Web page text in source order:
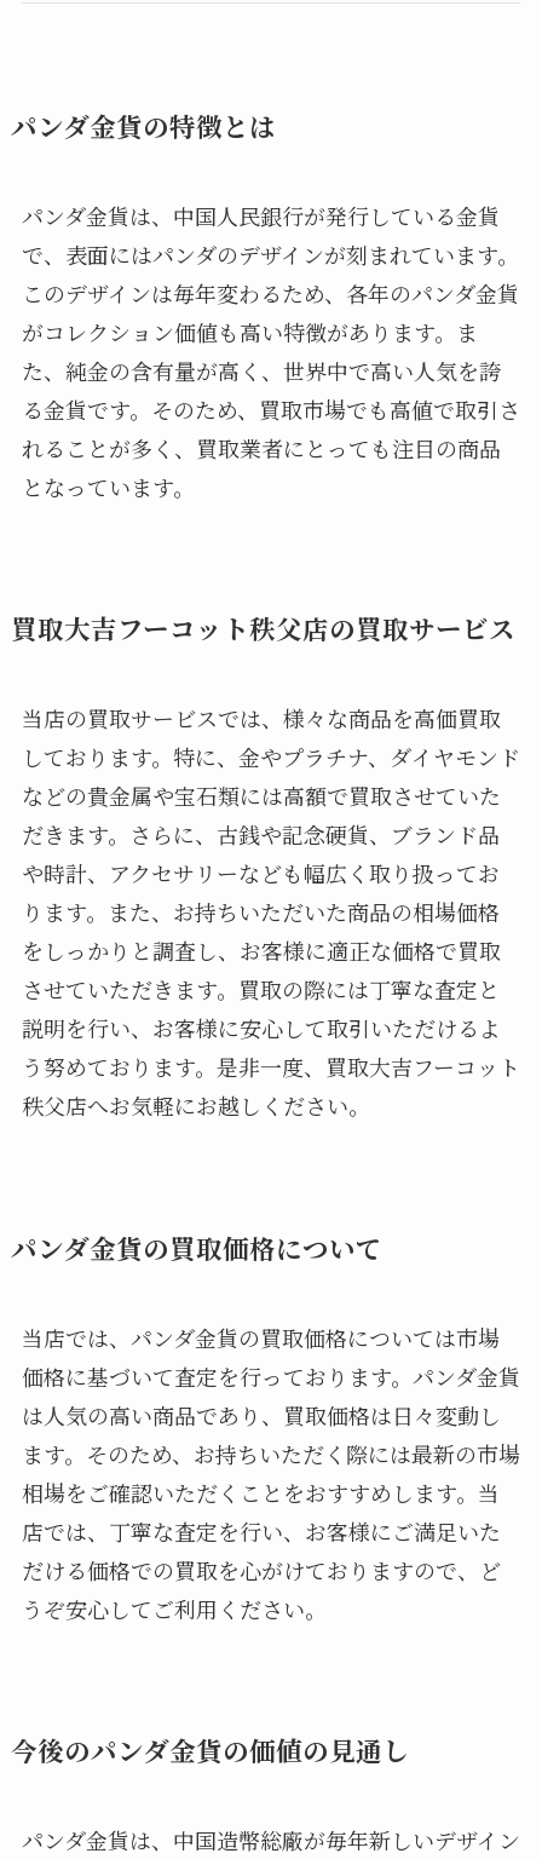
パンダ金貨の特徴とは
パンダ金貨は、中国人民銀行が発行している金貨
で、表面にはパンダのデザインが刻まれています。
このデザインは毎年変わるため、各年のパンダ金貨
がコレクション価値も高い特徴があります。ま
た、純金の含有量が高く、世界中で高い人気を誇
る金貨です。そのため、買取市場でも高値で取引さ
れることが多く、買取業者にとっても注目の商品
となっています。
買取大吉フーコット秩父店の買取サービス
当店の買取サービスでは、様々な商品を高価買取
しております。特に、金やプラチナ、ダイヤモンド
などの貴金属や宝石類には高額で買取させていた
だきます。さらに、古銭や記念硬貨、ブランド品
や時計、アクセサリーなども幅広く取り扱ってお
ります。また、お持ちいただいた商品の相場価格
をしっかりと調査し、お客様に適正な価格で買取
させていただきます。買取の際には丁寧な査定と
説明を行い、お客様に安心して取引いただけるよ
う努めております。是非一度、買取大吉フーコット
秩父店へお気軽にお越しください。
パンダ金貨の買取価格について
当店では、パンダ金貨の買取価格については市場
価格に基づいて査定を行っております。パンダ金貨
は人気の高い商品であり、買取価格は日々変動し
ます。そのため、お持ちいただく際には最新の市場
相場をご確認いただくことをおすすめします。当
店では、丁寧な査定を行い、お客様にご満足いた
だける価格での買取を心がけておりますので、ど
うぞ安心してご利用ください。
今後のパンダ金貨の価値の見通し
パンダ金貨は、中国造幣総廠が毎年新しいデザイン